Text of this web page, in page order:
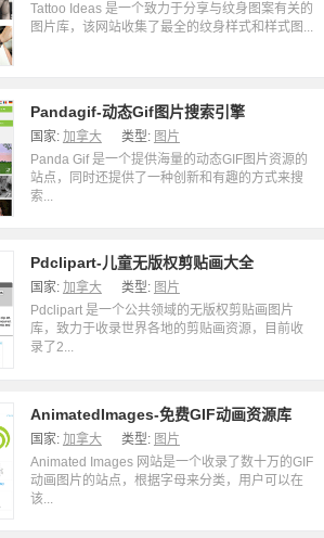
Tattoo Ideas 是一个致力于分享与纹身图案有关的
图片库，该网站收集了最全的纹身样式和样式图...
Pandagif-动态Gif图片搜索引擎
国家: 加拿大 类型: 图片
Panda Gif 是一个提供海量的动态GIF图片资源的
站点，同时还提供了一种创新和有趣的方式来搜
索...
Pdclipart-儿童无版权剪贴画大全
国家: 加拿大 类型: 图片
Pdclipart 是一个公共领域的无版权剪贴画图片
库，致力于收录世界各地的剪贴画资源，目前收
录了2...
AnimatedImages-免费GIF动画资源库
国家: 加拿大 类型: 图片
Animated Images 网站是一个收录了数十万的GIF
动画图片的站点，根据字母来分类，用户可以在
该...